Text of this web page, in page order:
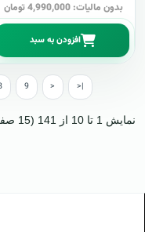
بدون مالیات: 4,990,000 تومان
افزودن به سبد
9 > >|
نمایش 1 تا 10 از 141 (15 صفحه)